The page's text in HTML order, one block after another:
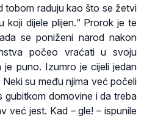
tobom raduju kao što se žetvi
koji dijele plijen.“ Prorok je te
se poniženi narod nakon
počeo vraćati u svoju
je puno. Izumro je cijeli jedan
su među njima već počeli
gubitkom domovine i da treba
već jest. Kad – gle! – ispunile